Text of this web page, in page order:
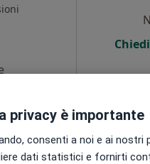
100 €
privacy è importante
consenti a noi e ai nostri
dati statistici e fornirti